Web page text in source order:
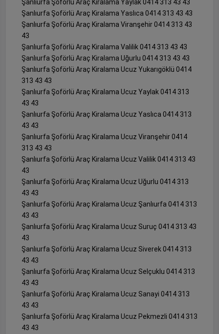
Şanlıurfa Şoförlü Araç Kiralama Yaylak 0414 313 43 43
Şanlıurfa Şoförlü Araç Kiralama Yaslıca 0414 313 43 43
Şanlıurfa Şoförlü Araç Kiralama Viranşehir 0414 313 43
43
Şanlıurfa Şoförlü Araç Kiralama Valilik 0414 313 43 43
Şanlıurfa Şoförlü Araç Kiralama Uğurlu 0414 313 43 43
Şanlıurfa Şoförlü Araç Kiralama Ucuz Yukarıgöklü 0414
313 43 43
Şanlıurfa Şoförlü Araç Kiralama Ucuz Yaylak 0414 313
43 43
Şanlıurfa Şoförlü Araç Kiralama Ucuz Yaslıca 0414 313
43 43
Şanlıurfa Şoförlü Araç Kiralama Ucuz Viranşehir 0414
313 43 43
Şanlıurfa Şoförlü Araç Kiralama Ucuz Valilik 0414 313 43
43
Şanlıurfa Şoförlü Araç Kiralama Ucuz Uğurlu 0414 313
43 43
Şanlıurfa Şoförlü Araç Kiralama Ucuz Şanlıurfa 0414 313
43 43
Şanlıurfa Şoförlü Araç Kiralama Ucuz Suruç 0414 313 43
43
Şanlıurfa Şoförlü Araç Kiralama Ucuz Siverek 0414 313
43 43
Şanlıurfa Şoförlü Araç Kiralama Ucuz Selçuklu 0414 313
43 43
Şanlıurfa Şoförlü Araç Kiralama Ucuz Sanayi 0414 313
43 43
Şanlıurfa Şoförlü Araç Kiralama Ucuz Pekmezli 0414 313
43 43